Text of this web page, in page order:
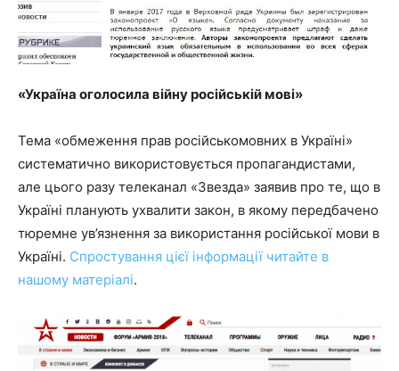
«Україна оголосила війну російській мові»
Тема «обмеження прав російськомовних в Україні»
систематично використовується пропагандистами,
але цього разу телеканал «Звезда» заявив про те, що в
Україні планують ухвалити закон, в якому передбачено
тюремне ув’язнення за використання російської мови в
Україні. Спростування цієї інформації читайте в
нашому матеріалі.